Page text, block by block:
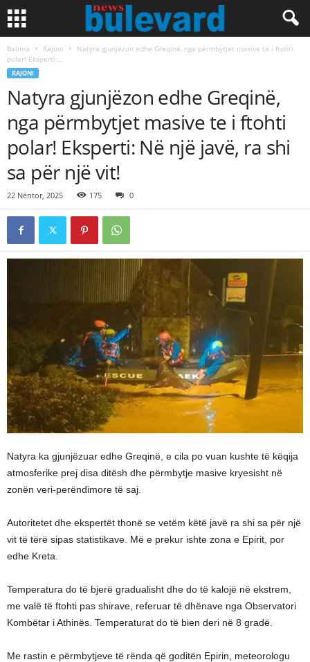
Ballina Rajoni
Natyra gjunjëzon edhe Greqinë, nga përmbytjet masive te i ftohti
polar! Eksperti:...
RAJONI
Natyra gjunjëzon edhe Greqinë,
nga përmbytjet masive te i ftohti
polar! Eksperti: Në një javë, ra shi
sa për një vit!
22 Nëntor, 2025 175 0
Natyra ka gjunjëzuar edhe Greqinë, e cila po vuan kushte të këqija
atmosferike prej disa ditësh dhe përmbytje masive kryesisht në
zonën veri-perëndimore të saj.
Autoritetet dhe ekspertët thonë se vetëm këtë javë ra shi sa për një
vit të tërë sipas statistikave. Më e prekur ishte zona e Epirit, por
edhe Kreta.
Temperatura do të bjerë gradualisht dhe do të kalojë në ekstrem,
me valë të ftohti pas shirave, referuar të dhënave nga Observatori
Kombëtar i Athinës. Temperaturat do të bien deri në 8 gradë.
Me rastin e përmbytjeve të rënda që goditën Epirin, meteorologu